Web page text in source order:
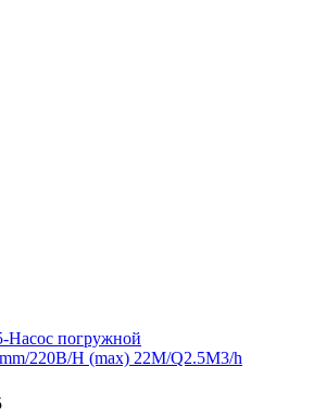
погружной
220В/H (max) 22M/Q2.5M3/h